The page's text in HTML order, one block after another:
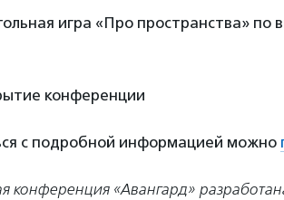
игра «Про пространства»
конференции
с подробной информацией можно
конференция «Авангард»